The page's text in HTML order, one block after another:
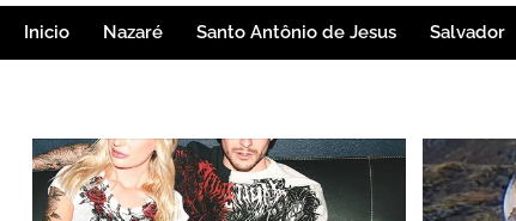
Inicio Nazaré Santo Antônio de Jesus Salvador